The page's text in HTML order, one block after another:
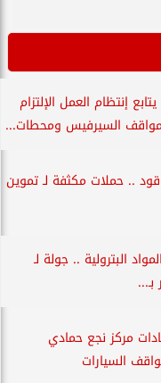
إنتظام العمل الإلتزام
بمواقف السيرفيس ومحطات...
.. حملات مكثفة لـ تموين
البترولية .. جولة لـ
مركز نجع حمادي
السيارات